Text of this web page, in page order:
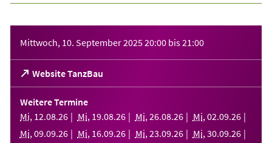
Mittwoch, 10. September 202520:00 bis21:00
Website TanzBau
(Öffnet
in
einem
neuen
Tab)
Weitere Termine
Mi, 12.08.26 Mi, 19.08.26 Mi, 26.08.26 Mi, 02.09.26
Mi, 09.09.26 Mi, 16.09.26 Mi, 23.09.26 Mi, 30.09.26